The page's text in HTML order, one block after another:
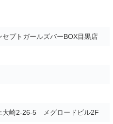
セプトガールズバーBOX目黒店
大崎2-26-5 メグロードビル2F